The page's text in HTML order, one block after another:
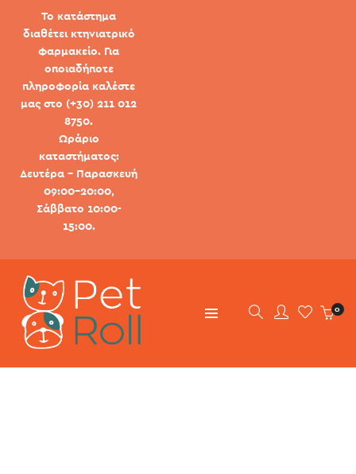
Το κατάστημα
διαθέτει κτηνιατρικό
φαρμακείο. Για
οποιαδήποτε
πληροφορία καλέστε
μας στο (+30) 211 012
8750.
Ωράριο
καταστήματος:
Δευτέρα - Παρασκευή
09:00-20:00,
Σάββατο 10:00-
15:00.
0